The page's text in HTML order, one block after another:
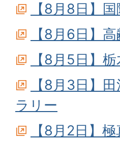
【8月8日】
【8月6日】
【8月5日】
【8月3日】
ラリー
【8月2日】